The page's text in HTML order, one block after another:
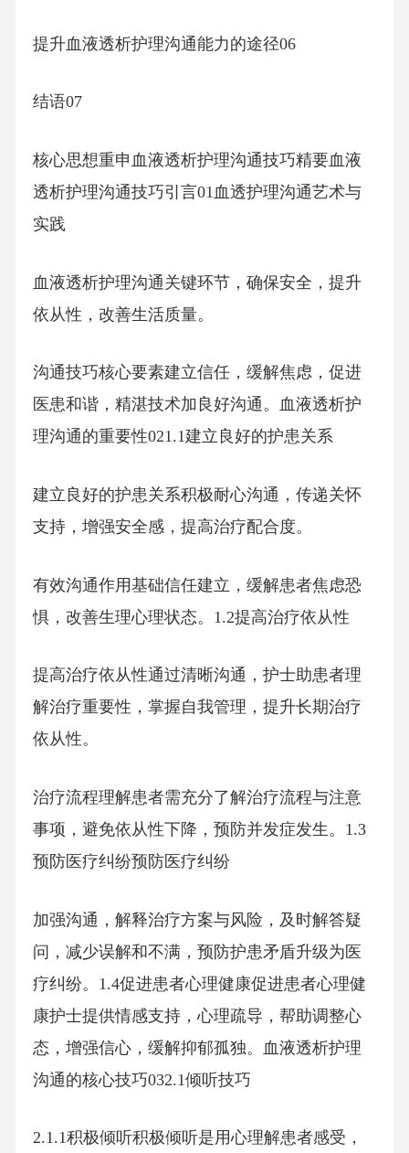
提升血液透析护理沟通能力的途径06
结语07
核心思想重申血液透析护理沟通技巧精要血液
透析护理沟通技巧引言01血透护理沟通艺术与
实践
血液透析护理沟通关键环节，确保安全，提升
依从性，改善生活质量。
沟通技巧核心要素建立信任，缓解焦虑，促进
医患和谐，精湛技术加良好沟通。血液透析护
理沟通的重要性021.1建立良好的护患关系
建立良好的护患关系积极耐心沟通，传递关怀
支持，增强安全感，提高治疗配合度。
有效沟通作用基础信任建立，缓解患者焦虑恐
惧，改善生理心理状态。1.2提高治疗依从性
提高治疗依从性通过清晰沟通，护士助患者理
解治疗重要性，掌握自我管理，提升长期治疗
依从性。
治疗流程理解患者需充分了解治疗流程与注意
事项，避免依从性下降，预防并发症发生。1.3
预防医疗纠纷预防医疗纠纷
加强沟通，解释治疗方案与风险，及时解答疑
问，减少误解和不满，预防护患矛盾升级为医
疗纠纷。1.4促进患者心理健康促进患者心理健
康护士提供情感支持，心理疏导，帮助调整心
态，增强信心，缓解抑郁孤独。血液透析护理
沟通的核心技巧032.1倾听技巧
2.1.1积极倾听积极倾听是用心理解患者感受，